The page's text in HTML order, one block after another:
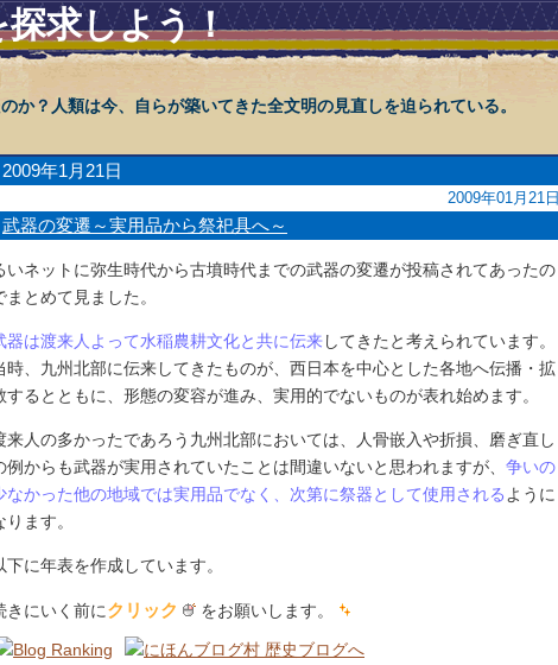
求しよう！
か？人類は今、自らが築いてきた全文明の見直しを迫られている。
2009年1月21日
2009年01月21日
武器の変遷～実用品から祭祀具へ～
いネットに弥生時代から古墳時代までの武器の変遷が投稿されてあったの
まとめて見ました。
器は渡来人よって水稲農耕文化と共に伝来してきたと考えられています。
時、九州北部に伝来してきたものが、西日本を中心とした各地へ伝播・拡
するとともに、形態の変容が進み、実用的でないものが表れ始めます。
来人の多かったであろう九州北部においては、人骨嵌入や折損、磨ぎ直し
例からも武器が実用されていたことは間違いないと思われますが、 争いの
なかった他の地域では実用品でなく、次第に祭器として使用される ように
ります。
下に年表を作成しています。
きにいく前にクリック をお願いします。